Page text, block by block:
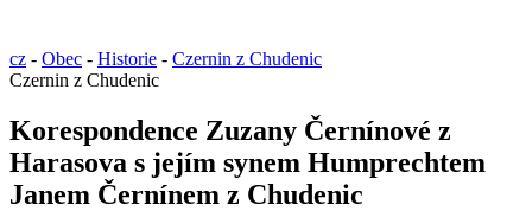
cz - Obec - Historie - Czernin z Chudenic
Czernin z Chudenic
Korespondence Zuzany Černínové z
Harasova s jejím synem Humprechtem
Janem Černínem z Chudenic